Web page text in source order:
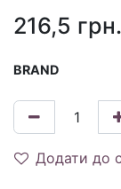
216,5 грн.
BRAND
Додати до